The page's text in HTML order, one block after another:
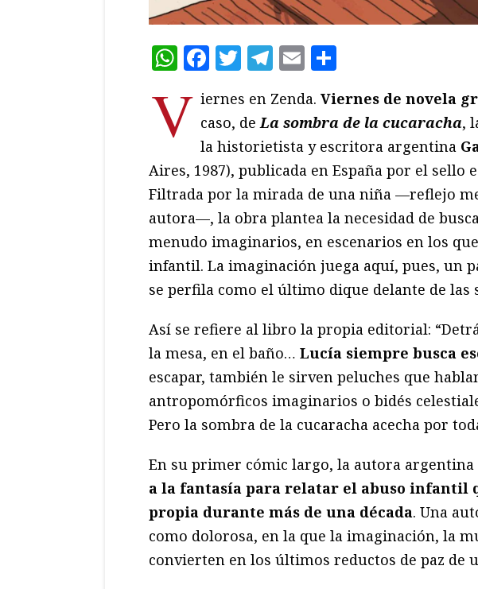
WhatsApp
Facebook
Twitter
Telegram
Email
V iernes en Zenda. Viernes de novela
caso, deLa sombra de la cucaracha,
la historietista y escritora argentina
Aires, 1987), publicada en España por el sello
Filtrada por la mirada de una niña —reflejo
autora—, la obra plantea la necesidad de
menudo imaginarios, en escenarios en los
infantil. La imaginación juega aquí, pues, un
se perfila como el último dique delante de las
Así se refiere al libro la propia editorial:
la mesa, en el baño… Lucía siempre busca
escapar, también le sirven peluches que
antropomórficos imaginarios o bidés
Pero la sombra de la cucaracha acecha por
En su primer cómic largo, la autora argentina
a la fantasía para relatar el abuso infantil
propia durante más de una década. Una
como dolorosa, en la que la imaginación, la
convierten en los últimos reductos de paz de